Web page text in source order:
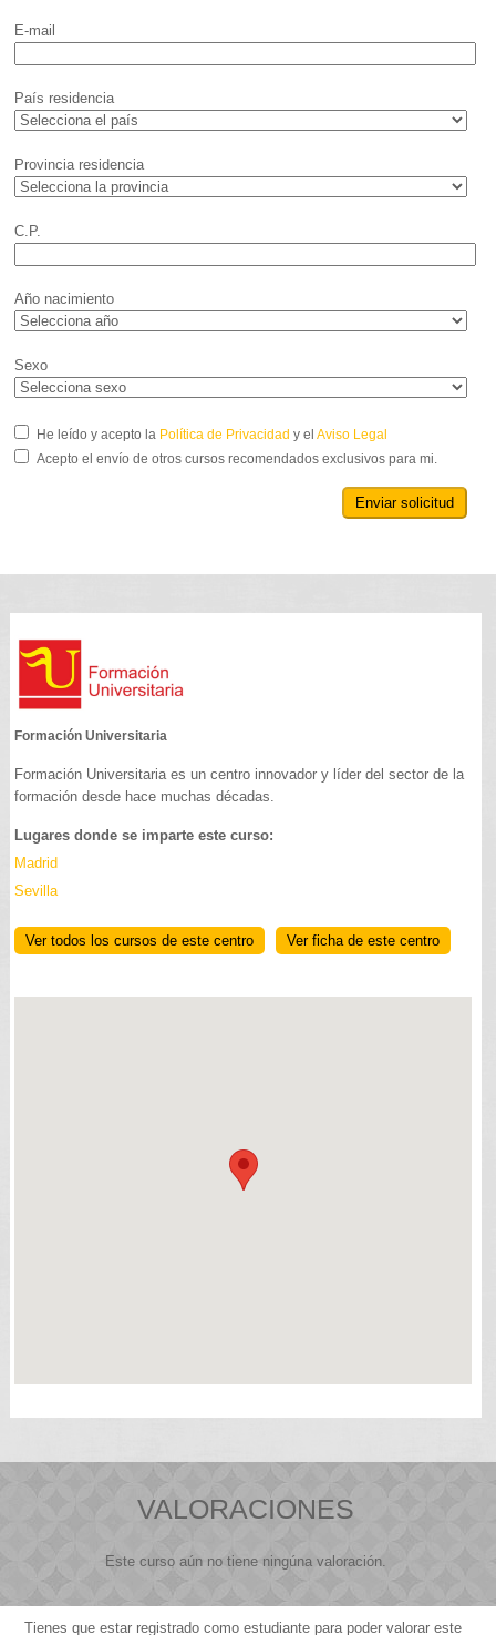
E-mail
País residencia
Provincia residencia
C.P.
Año nacimiento
Sexo
He leído y acepto la Política de Privacidad y el Aviso Legal
Acepto el envío de otros cursos recomendados exclusivos para mi.
Enviar solicitud
Formación Universitaria
Formación Universitaria es un centro innovador y líder del sector de la
formación desde hace muchas décadas.
Lugares donde se imparte este curso:
Madrid
Sevilla
Ver todos los cursos de este centro Ver ficha de este centro
VALORACIONES
Este curso aún no tiene ningúna valoración.
Tienes que estar registrado como estudiante para poder valorar este